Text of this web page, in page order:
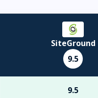
SiteGround
9.5
9.5